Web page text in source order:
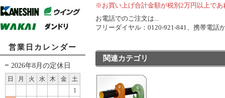
営業日カレンダー
2026年8月の定休日
日 月 火 水 木 金
土
1
※お買い上げ合計金額が税別2万円以上で
お電話でのご注文は...
フリーダイヤル：0120-921-841、携帯電
関連カテゴリ